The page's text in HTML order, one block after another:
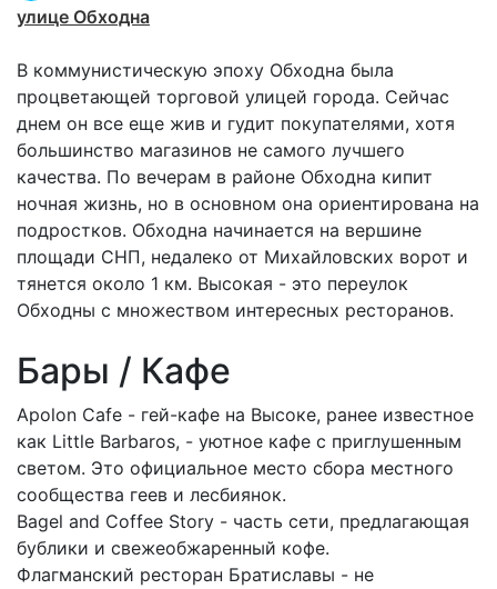
улице Обходна
В коммунистическую эпоху Обходна была
процветающей торговой улицей города. Сейчас
днем он все еще жив и гудит покупателями, хотя
большинство магазинов не самого лучшего
качества. По вечерам в районе Обходна кипит
ночная жизнь, но в основном она ориентирована на
подростков. Обходна начинается на вершине
площади СНП, недалеко от Михайловских ворот и
тянется около 1 км. Высокая - это переулок
Обходны с множеством интересных ресторанов.
Бары / Кафе
Apolon Cafe - гей-кафе на Высоке, ранее известное
как Little Barbaros, - уютное кафе с приглушенным
светом. Это официальное место сбора местного
сообщества геев и лесбиянок.
Bagel and Coffee Story - часть сети, предлагающая
бублики и свежеобжаренный кофе.
Флагманский ресторан Братиславы - не